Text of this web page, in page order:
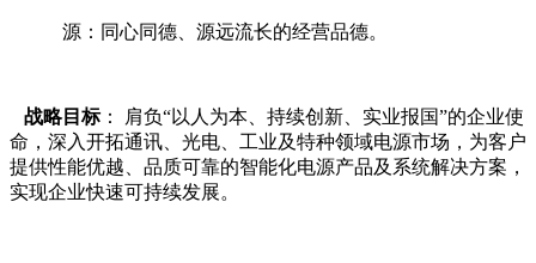
源：同心同德、源远流长的经营品德。
战略目标： 肩负“以人为本、持续创新、实业报国”的企业使
命，深入开拓通讯、光电、工业及特种领域电源市场，为客户
提供性能优越、品质可靠的智能化电源产品及系统解决方案，
实现企业快速可持续发展。